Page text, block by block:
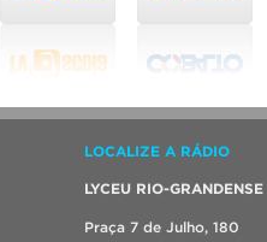
LOCALIZE A RÁDIO
LYCEU RIO-GRANDENSE
Praça 7 de Julho, 180